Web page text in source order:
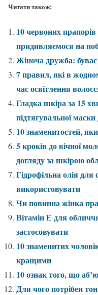
Читати також:
10 червоних
придивляємося на
Жіноча дружба: буває
7 правил, які в
час освітлення
Гладка шкіра за 15
підтягувальної
10 знаменитостей,
5 кроків до вічної
догляду за шкірою
Гідрофільна олія
використовувати
Чи повинна жінка
Вітамін Е для
застосовувати
10 знаменитих
кращими
10 ознак того, що
Для чого потрібен